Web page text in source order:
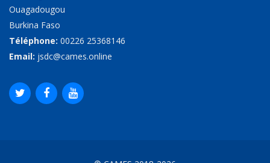
Ouagadougou
Burkina Faso
Téléphone: 00226 25368146
Email: jsdc@cames.online